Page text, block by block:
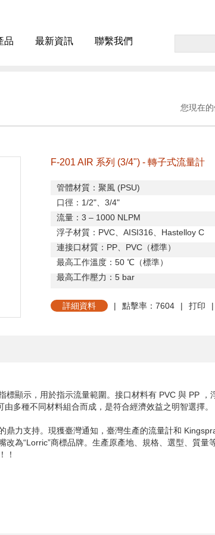
品 最新資訊 聯繫我們
您現在的
F-201 AIR 系列 (3/4") - 轉子式流量計
管體材質：聚風 (PSU)
口徑： 1/2"
3/4"
流量： 3 – 1000 NLPM
浮子材質： PVC AISI316
Hastelloy C
連接口材質： PP PVC （標準）
最高工作溫度： 50 ℃（標準）
最高工作壓力： 5 bar
詳細資料 | 點擊率：7604 | 打印 |
顯示，用於指示流量範圍。接口材料有 PVC 與 PP ，
多種不同材料組合而成，是符合經濟效益之明智選擇。
鼎力支持。現獲臺灣通知，臺灣生產的流量計和
改為“Lorric”商標品牌。生產原產地、規格、選型、質量
！